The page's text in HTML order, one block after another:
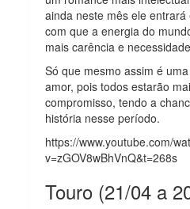
ainda neste mês ele
com que a energia do
mais carência e
Só que mesmo assim é
amor, pois todos estarão
compromisso, tendo a
história nesse período.
https://www.youtube.com/
v=zGOV8wBhVnQ&t=268s
Touro (21/04 a